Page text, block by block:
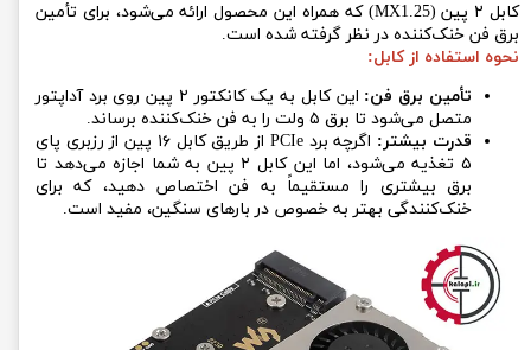
کابل ۲ پین (MX1.25) که همراه این محصول ارائه می‌شود، برای تأمین
برق فن خنک‌کننده در نظر گرفته شده است.
نحوه استفاده از کابل:
تأمین برق فن:
این کابل به یک کانکتور ۲ پین روی برد آداپتور
متصل می‌شود تا برق ۵ ولت را به فن خنک‌کننده برساند.
قدرت بیشتر:
اگرچه برد PCIe از طریق کابل ۱۶ پین از رزبری پای
۵ تغذیه می‌شود، اما این کابل ۲ پین به شما اجازه می‌دهد تا
برق بیشتری را مستقیماً به فن اختصاص دهید، که برای
خنک‌کنندگی بهتر به خصوص در بارهای سنگین، مفید است.